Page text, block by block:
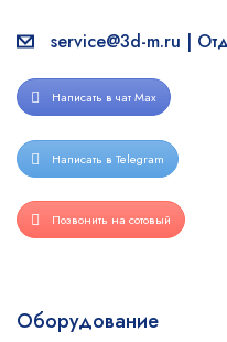
service@3d-m.ru |
Написать в чат Max
Написать в Telegram
Позвонить на сотовый
Оборудование